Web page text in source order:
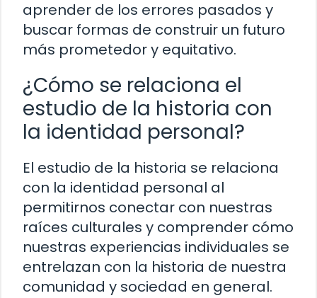
aprender de los errores pasados y
buscar formas de construir un futuro
más prometedor y equitativo.
¿Cómo se relaciona el
estudio de la historia con
la identidad personal?
El estudio de la historia se relaciona
con la identidad personal al
permitirnos conectar con nuestras
raíces culturales y comprender cómo
nuestras experiencias individuales se
entrelazan con la historia de nuestra
comunidad y sociedad en general.